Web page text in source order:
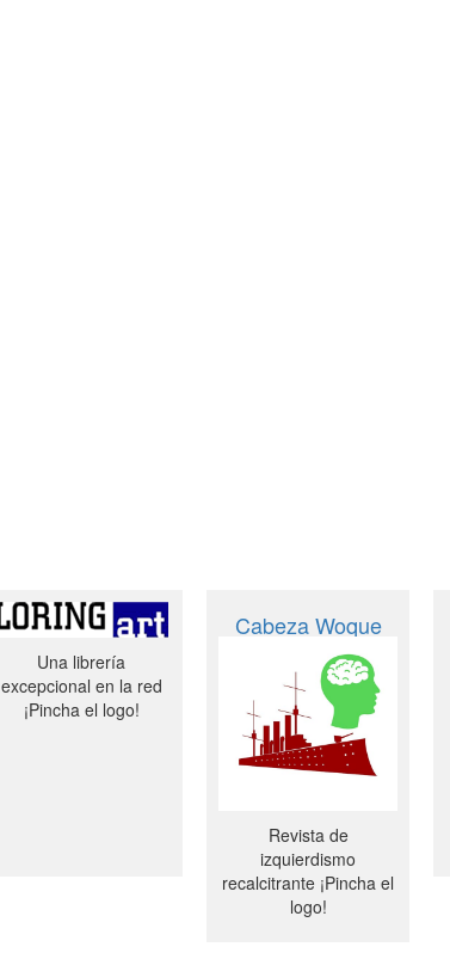
Una librería
excepcional en la red
¡Pincha el logo!
Cabeza Woque
Revista de
izquierdismo
recalcitrante ¡Pincha el
logo!